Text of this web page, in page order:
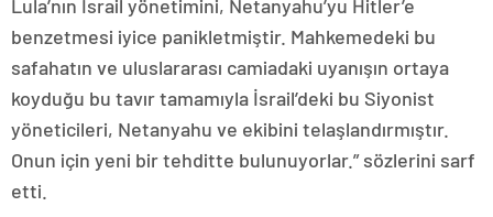
Lula’nın İsrail yönetimini, Netanyahu’yu Hitler’e
benzetmesi iyice panikletmiştir. Mahkemedeki bu
safahatın ve uluslararası camiadaki uyanışın ortaya
koyduğu bu tavır tamamıyla İsrail’deki bu Siyonist
yöneticileri, Netanyahu ve ekibini telaşlandırmıştır.
Onun için yeni bir tehditte bulunuyorlar.” sözlerini sarf
etti.